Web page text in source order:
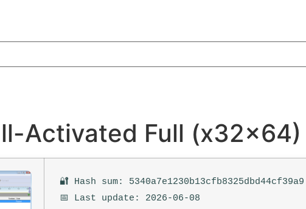
Activated Full
🔐 Hash sum: 5340a7e1230b13cfb8325dbd44cf39a9
📅 Last update: 2026-06-08